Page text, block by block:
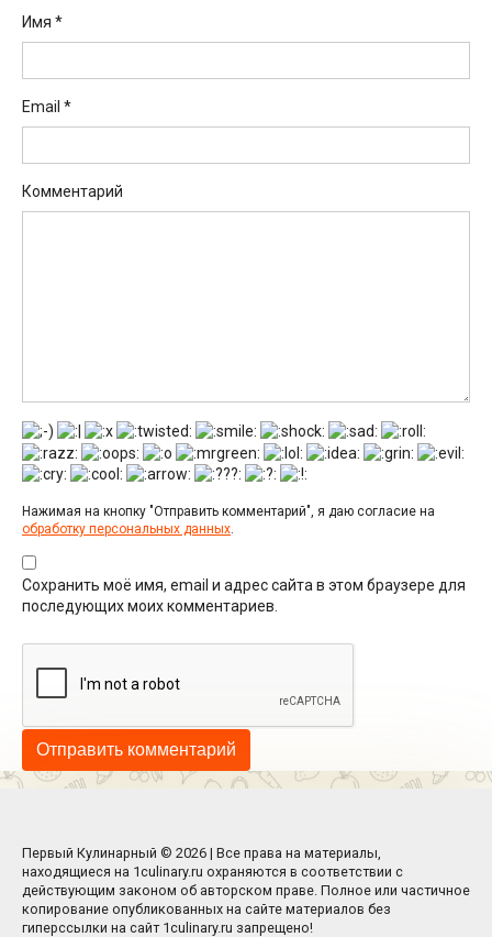
Имя *
Email *
Комментарий
Нажимая на кнопку "Отправить комментарий", я даю согласие на
обработку персональных данных.
Сохранить моё имя, email и адрес сайта в этом браузере для
последующих моих комментариев.
Первый Кулинарный © 2026 | Все права на материалы,
находящиеся на 1culinary.ru охраняются в соответствии с
действующим законом об авторском праве. Полное или частичное
копирование опубликованных на сайте материалов без
гиперссылки на сайт 1culinary.ru запрещено!